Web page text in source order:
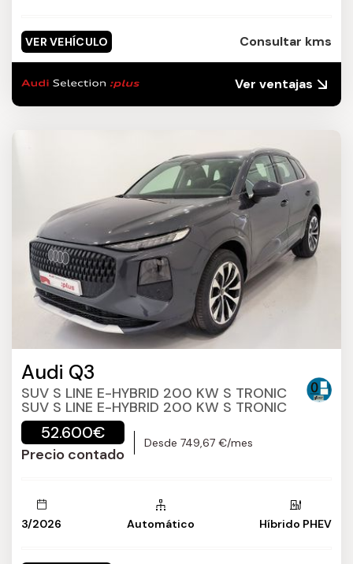
VER VEHÍCULO Consultar kms
Ver ventajas
Audi Q3
SUV S LINE E-HYBRID 200 KW S TRONIC
SUV S LINE E-HYBRID 200 KW S TRONIC
52.600€
Precio contado
Desde 749,67 €/mes
3/2026 Automático Híbrido PHEV